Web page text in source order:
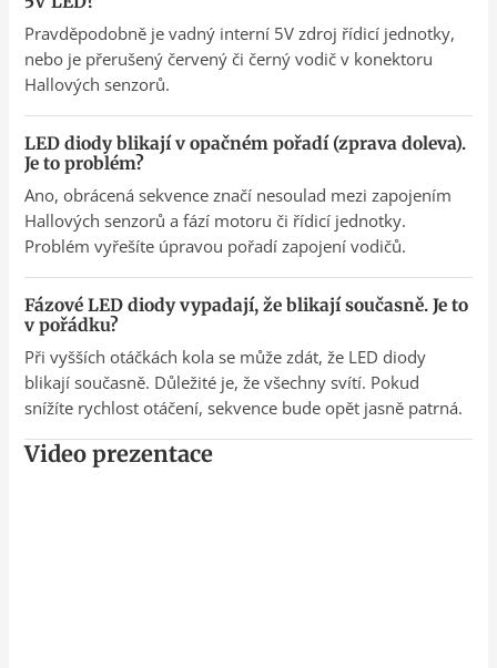
Pravděpodobně je vadný interní 5V zdroj řídicí jednotky,
nebo je přerušený červený či černý vodič v konektoru
Hallových senzorů.
LED diody blikají v opačném pořadí (zprava doleva).
Je to problém?
Ano, obrácená sekvence značí nesoulad mezi zapojením
Hallových senzorů a fází motoru či řídicí jednotky.
Problém vyřešíte úpravou pořadí zapojení vodičů.
Fázové LED diody vypadají, že blikají současně. Je to
v pořádku?
Při vyšších otáčkách kola se může zdát, že LED diody
blikají současně. Důležité je, že všechny svítí. Pokud
snížíte rychlost otáčení, sekvence bude opět jasně patrná.
Video prezentace